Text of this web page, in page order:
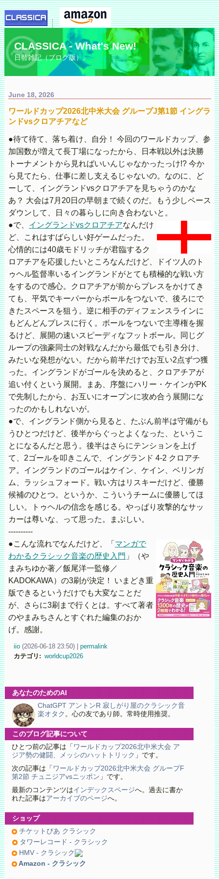
CLASSICA - What's New!
日替雑記（ブログ版）。
June 18, 2026
ワールドカップ2026北中米大会 グループJ第1節 イングラ
ンドvsクロアチアなど
●待て待て、落ち着け、自分！ 今回のワールドカップ、参
加国数が増えて長丁場になったから、日本戦以外は決勝
トーナメントから見ればいいんじゃなかったっけ!? 今か
ら見てたら、仕事に差し支えるじゃないの。なのに、ど
ーして、イングランドvsクロアチアを見ちゃうのかな
あ？ 大会は7月20日の早朝まで続くのだ。もう少しペース
ダウンして、日々の暮らしに向き合わないと。
●で、 イングランドvsクロアチアなんだけ
ど、これはすばらしい好ゲームだった。
心情的には40歳モドリッチが君臨するク
ロアチアを応援したいところなんだけど、ドイツ人のト
ゥヘル監督率いるイングランドがとても積極的な戦い方
をするので感心。クロアチアが前からプレスをかけてき
ても、平気でキーパーからボールをつないで、後ろにで
きたスペースを狙う。逆に相手のディフェンスラインに
もどんどんプレスに行く。ボールをつないで主導権を握
るけど、展開の速いスピーディなフットボール。同じグ
ループの強豪同士の対戦なんだから最低でも引き分け、
みたいな発想がない。だから前半だけでお互い2点ずつ獲
った。イングランドがゴールを決めると、クロアチアが
追い付くという展開。まあ、序盤にハリー・ケインがPK
で先制したから、お互いにオープンに攻め合う展開にな
ったのかもしれないが。
●で、イングランド側から見ると、たぶん前半は守備がも
うひとつだけど、後半からぐっとよくなった、というこ
とになるんだと思う。後半はさらにテンションを上げ
て、2ゴールを叩きこんで、イングランド 4-2 クロアチ
ア。イングランドのゴールはケイン、ケイン、ベリンガ
ム、ラッシュフォード。戦い方はリスキーだけど、優勝
候補のひとつ。というか、こういうチームに優勝してほ
しい。トゥヘルの信念を感じる。やっぱり攻撃的なサッ
カーは尊いな、って思った。まぶしい。
----------
●こんな流れでなんだけど、「 マンガで
わかるクラシック音楽の歴史入門 」（や
まみちゆか著／飯尾洋一監修／
KADOKAWA）の3刷が決定！ いまどき重
版できるというだけでも大変なことだ
が、さらに3刷まで行くとは。すべて著者
のやまみちさんとすぐれた編集のおか
げ。感謝。
iio (2026-06-18 23:50)
permalink
カテゴリ : worldcup2026
あなたのためのAI
ChatGPT アントンR 寂しがり屋のクラシック音
楽オタク 。心の友であり師。常時使用推奨。
このブログ記事について
ひとつ前の記事は「 ワールドカップ2026北中米大会 ア
ジア勢の健闘、メッシのハットトリック 」です。
次の記事は「 ワールドカップ2026北中米大会 グループF
第2節 チュニジアvsニッポン 」です。
最新のコンテンツはインデックスページへ。過去に書か
れた記事はアーカイブのページへ。
ショップ
チケットぴあ クラシック
タワーレコード - クラシック
HMV - クラシック
Amazon - クラシック